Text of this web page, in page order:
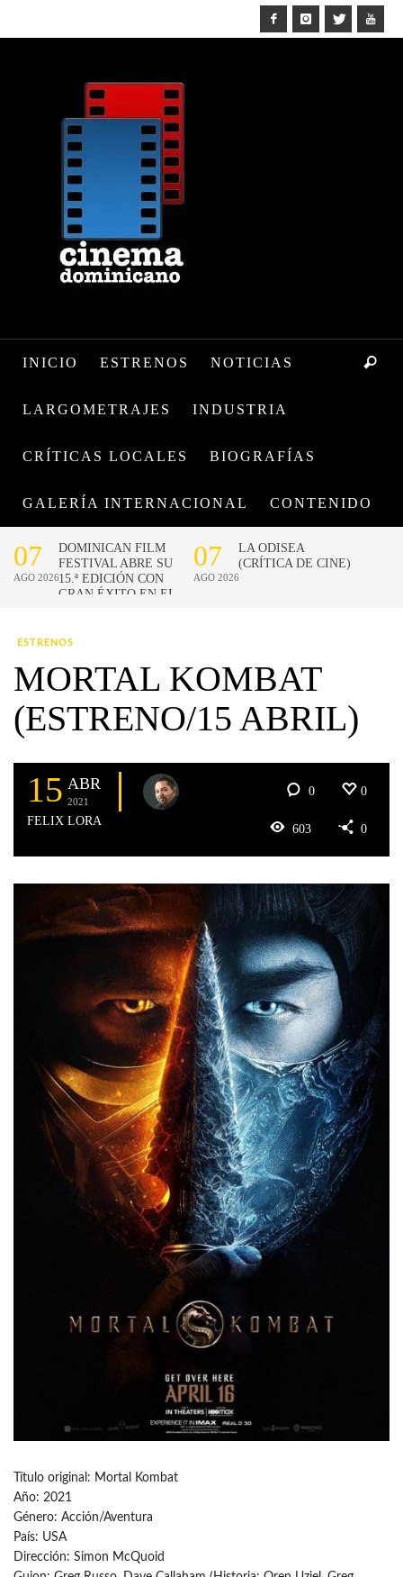
INICIO ESTRENOS NOTICIAS
LARGOMETRAJES INDUSTRIA
CRÍTICAS LOCALES BIOGRAFÍAS
GALERÍA INTERNACIONAL CONTENIDO
ESTRENOS
MORTAL KOMBAT
(ESTRENO/15 ABRIL)
15 ABR
2021
FELIX LORA
0 0
603 0
Título original: Mortal Kombat
Año: 2021
Género: Acción/Aventura
País: USA
Dirección: Simon McQuoid